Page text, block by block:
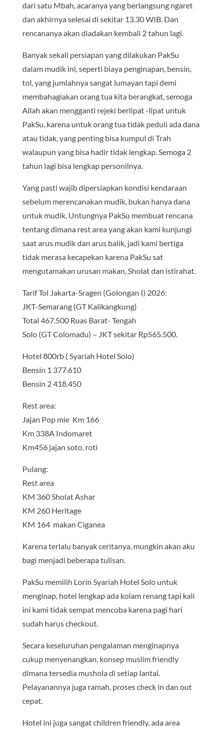
dari satu Mbah, acaranya yang berlangsung ngaret
dan akhirnya selesai di sekitar 13.30 WIB. Dan
rencananya akan diadakan kembali 2 tahun lagi.
Banyak sekali persiapan yang dilakukan PakSu
dalam mudik ini, seperti biaya penginapan, bensin,
tol, yang jumlahnya sangat lumayan tapi demi
membahagiakan orang tua kita berangkat, semoga
Allah akan mengganti rejeki berlipat -lipat untuk
PakSu, karena untuk orang tua tidak peduli ada dana
atau tidak, yang penting bisa kumpul di Trah
walaupun yang bisa hadir tidak lengkap. Semoga 2
tahun lagi bisa lengkap personilnya.
Yang pasti wajib dipersiapkan kondisi kendaraan
sebelum merencanakan mudik, bukan hanya dana
untuk mudik. Untungnya PakSu membuat rencana
tentang dimana rest area yang akan kami kunjungi
saat arus mudik dan arus balik, jadi kami bertiga
tidak merasa kecapekan karena PakSu sat
mengutamakan urusan makan, Sholat dan istirahat.
Tarif Tol Jakarta-Sragen (Golongan I) 2026:
JKT-Semarang (GT Kalikangkung)
Total 467.500 Ruas Barat- Tengah
Solo (GT Colomadu) – JKT sekitar Rp565.500.
Hotel 800rb ( Syariah Hotel Solo)
Bensin 1 377.610
Bensin 2 418.450
Rest area:
Jajan Pop mie Km 166
Km 338A Indomaret
Km456 jajan soto, roti
Pulang:
Rest area
KM 360 Sholat Ashar
KM 260 Heritage
KM 164 makan Ciganea
Karena terlalu banyak ceritanya, mungkin akan aku
bagi menjadi beberapa tulisan.
PakSu memilih Lorin Syariah Hotel Solo untuk
menginap, hotel lengkap ada kolam renang tapi kali
ini kami tidak sempat mencoba karena pagi hari
sudah harus checkout.
Secara keseluruhan pengalaman menginapnya
cukup menyenangkan, konsep muslim friendly
dimana tersedia mushola di setiap lantai.
Pelayanannya juga ramah, proses check in dan out
cepat.
Hotel ini juga sangat children friendly, ada area